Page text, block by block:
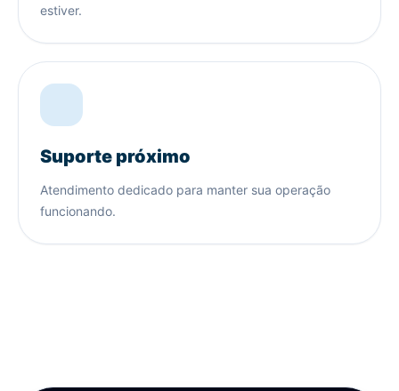
estiver.
Suporte próximo
Atendimento dedicado para manter sua operação
funcionando.